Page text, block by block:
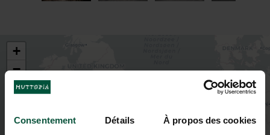
Consentement Détails À propos des cookies
+
−